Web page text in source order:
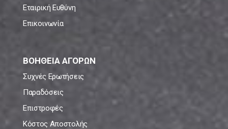
Εταιρική Ευθύνη
Επικοινωνία
ΒΟΗΘΕΙΑ ΑΓΟΡΩΝ
Συχνές Ερωτήσεις
Παραδόσεις
Επιστροφές
Κόστος Αποστολής